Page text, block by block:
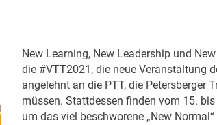
New Learning, New Leadership und
die #VTT2021, die neue Veranstaltung
angelehnt an die PTT, die Petersberger
müssen. Stattdessen finden vom 15.
um das viel beschworene „New